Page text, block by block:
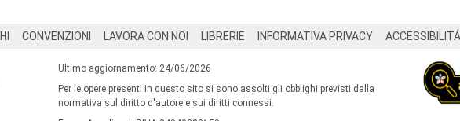
CONVENZIONI LAVORA CON NOI LIBRERIE INFORMATIVA PRIVACY ACCESSIBILITÁ
Ultimo aggiornamento: 24/06/2026
Per le opere presenti in questo sito si sono assolti gli obblighi previsti dalla
normativa sul diritto d'autore e sui diritti connessi.